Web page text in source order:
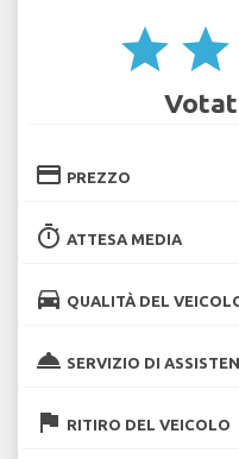
star star
credit_card PREZZO
timer ATTESA MEDIA
directions_car QUALITÀ DEL
room_service SERVIZIO DI
flag RITIRO DEL VEICOLO